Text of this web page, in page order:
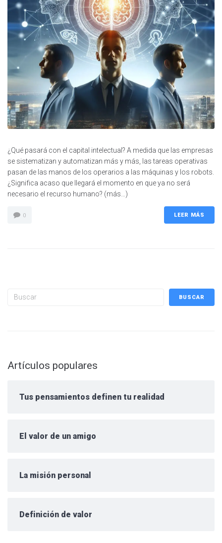
¿Qué pasará con el capital intelectual? A medida que las empresas
se sistematizan y automatizan más y más, las tareas operativas
pasan de las manos de los operarios a las máquinas y los robots.
¿Significa acaso que llegará el momento en que ya no será
necesario el recurso humano? (más…)
0 LEER MÁS
Buscar BUSCAR
Artículos populares
Tus pensamientos definen tu realidad
El valor de un amigo
La misión personal
Definición de valor